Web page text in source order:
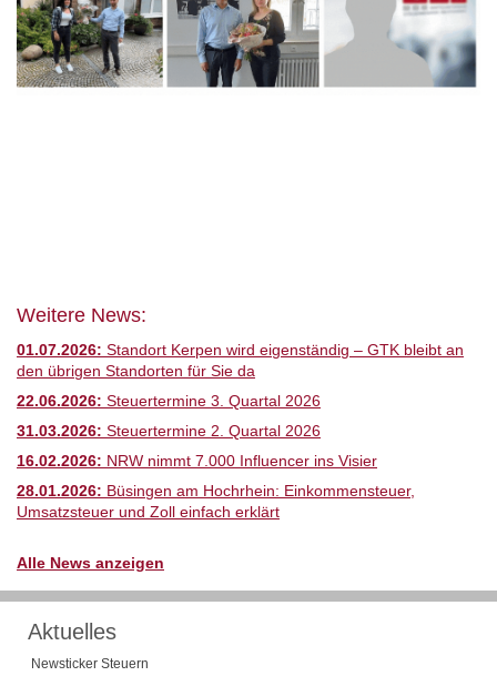
Weitere News:
01.07.2026: Standort Kerpen wird eigenständig – GTK bleibt an
den übrigen Standorten für Sie da
22.06.2026: Steuertermine 3. Quartal 2026
31.03.2026: Steuertermine 2. Quartal 2026
16.02.2026: NRW nimmt 7.000 Influencer ins Visier
28.01.2026: Büsingen am Hochrhein: Einkommensteuer,
Umsatzsteuer und Zoll einfach erklärt
Alle News anzeigen
Aktuelles
Newsticker Steuern